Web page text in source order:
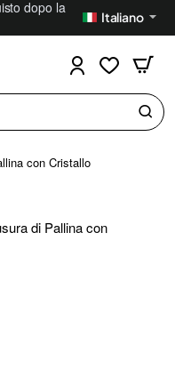
dopo la
Italiano
con Cristallo